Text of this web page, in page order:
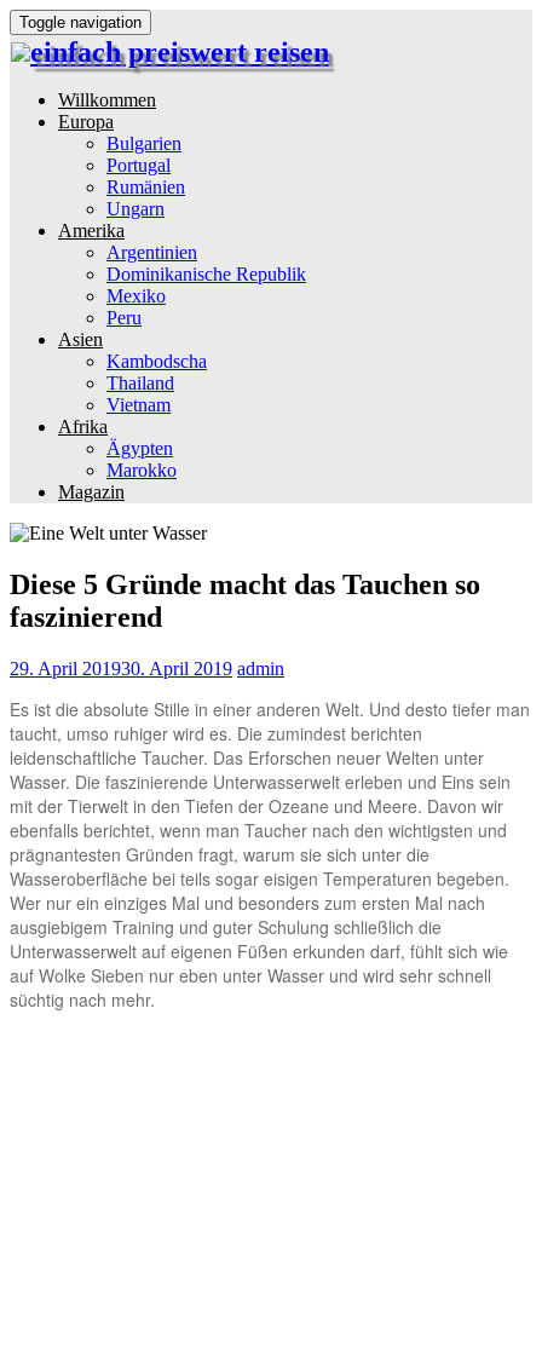
Toggle navigation
einfach preiswert reisen
Reiseinformationen und Reisetipps
Willkommen
Europa
Bulgarien
Portugal
Rumänien
Ungarn
Amerika
Argentinien
Dominikanische Republik
Mexiko
Peru
Asien
Kambodscha
Thailand
Vietnam
Afrika
Ägypten
Marokko
Magazin
Diese 5 Gründe macht das Tauchen so
faszinierend
29. April 201930. April 2019 admin
Es ist die absolute Stille in einer anderen Welt. Und desto tiefer man
taucht, umso ruhiger wird es. Die zumindest berichten
leidenschaftliche Taucher. Das Erforschen neuer Welten unter
Wasser. Die faszinierende Unterwasserwelt erleben und Eins sein
mit der Tierwelt in den Tiefen der Ozeane und Meere. Davon wir
ebenfalls berichtet, wenn man Taucher nach den wichtigsten und
prägnantesten Gründen fragt, warum sie sich unter die
Wasseroberfläche bei teils sogar eisigen Temperaturen begeben.
Wer nur ein einziges Mal und besonders zum ersten Mal nach
ausgiebigem Training und guter Schulung schließlich die
Unterwasserwelt auf eigenen Füßen erkunden darf, fühlt sich wie
auf Wolke Sieben nur eben unter Wasser und wird sehr schnell
süchtig nach mehr.